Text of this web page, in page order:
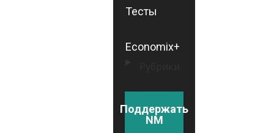
Тесты
Economix+
Поддержать
NM